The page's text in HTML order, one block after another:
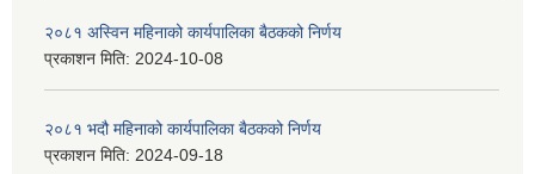
२०८१ अस्विन महिनाको कार्यपालिका बैठकको निर्णय
प्रकाशन मिति: 2024-10-08
२०८१ भदौ महिनाको कार्यपालिका बैठकको निर्णय
प्रकाशन मिति: 2024-09-18